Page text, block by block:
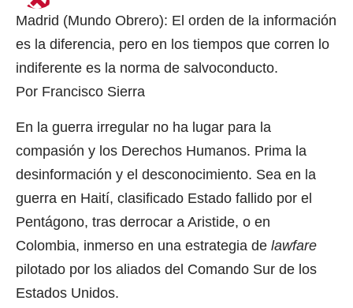
Madrid (Mundo Obrero): El orden de la información
es la diferencia, pero en los tiempos que corren lo
indiferente es la norma de salvoconducto.
Por Francisco Sierra
En la guerra irregular no ha lugar para la
compasión y los Derechos Humanos. Prima la
desinformación y el desconocimiento. Sea en la
guerra en Haití, clasificado Estado fallido por el
Pentágono, tras derrocar a Aristide, o en
Colombia, inmerso en una estrategia de lawfare
pilotado por los aliados del Comando Sur de los
Estados Unidos.